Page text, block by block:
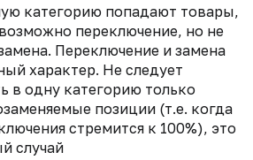
категорию попадают товары,
переключение, но не
Переключение и замена
характер. Не следует
в одну категорию только
позиции (т.е. когда
стремится к 100%), это
случай